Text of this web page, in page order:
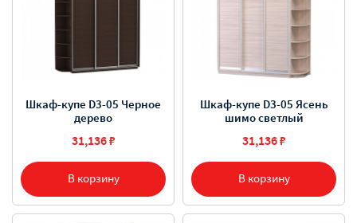
В корзину
Шкаф-купе D3-05 Черное
дерево
31,136 ₽
В корзину
Шкаф-купе D3-05 Ясень
шимо светлый
31,136 ₽